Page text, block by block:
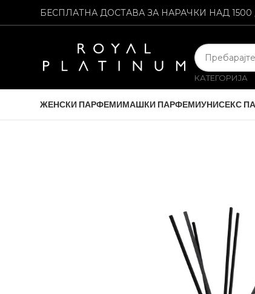
БЕСПЛАТНА ДОСТАВА ЗА НАРАЧКИ НАД
КАТЕГОРИЈА
ЖЕНСКИ ПАРФЕМИМАШКИ ПАРФЕМИУНИСЕКС